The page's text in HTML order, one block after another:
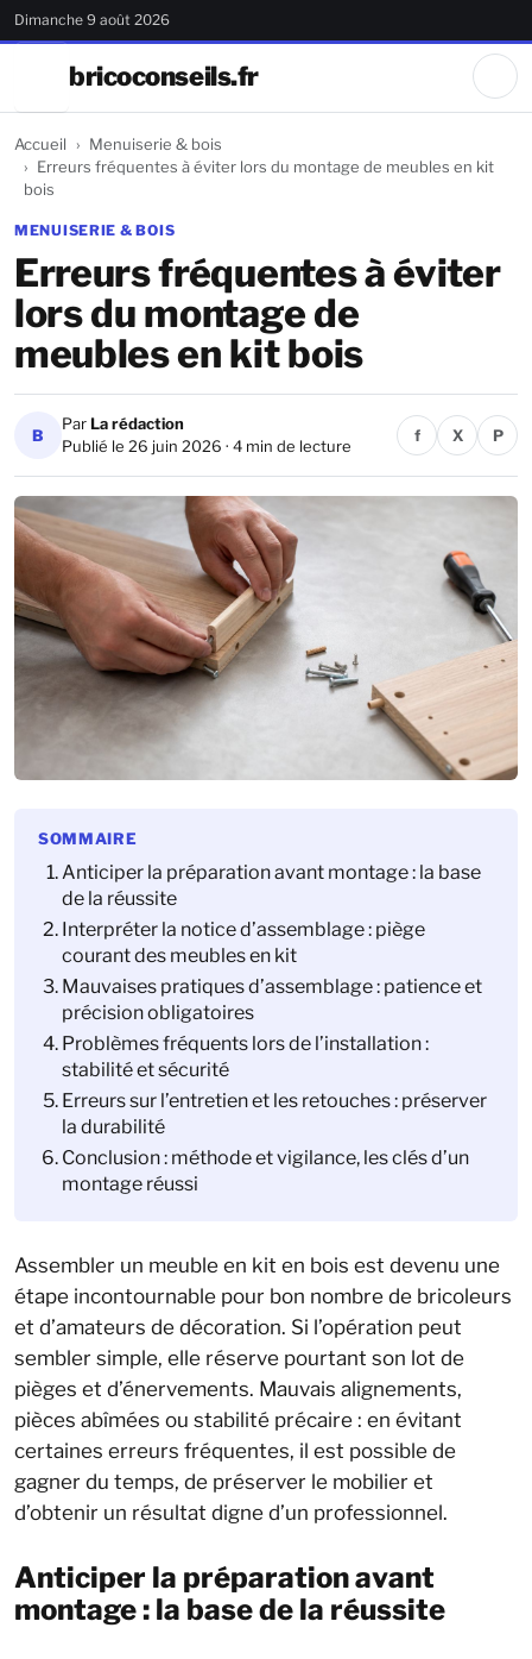
Dimanche 9 août 2026
bricoconseils.fr
Accueil
Menuiserie & bois
Erreurs fréquentes à éviter lors du montage de meubles en kit
bois
MENUISERIE & BOIS
Erreurs fréquentes à éviter
lors du montage de
meubles en kit bois
B
Par La rédaction
Publié le 26 juin 2026 · 4 min de lecture
f X P
SOMMAIRE
Anticiper la préparation avant montage : la base
de la réussite
Interpréter la notice d’assemblage : piège
courant des meubles en kit
Mauvaises pratiques d’assemblage : patience et
précision obligatoires
Problèmes fréquents lors de l’installation :
stabilité et sécurité
Erreurs sur l’entretien et les retouches : préserver
la durabilité
Conclusion : méthode et vigilance, les clés d’un
montage réussi
Assembler un meuble en kit en bois est devenu une
étape incontournable pour bon nombre de bricoleurs
et d’amateurs de décoration. Si l’opération peut
sembler simple, elle réserve pourtant son lot de
pièges et d’énervements. Mauvais alignements,
pièces abîmées ou stabilité précaire : en évitant
certaines erreurs fréquentes, il est possible de
gagner du temps, de préserver le mobilier et
d’obtenir un résultat digne d’un professionnel.
Anticiper la préparation avant
montage : la base de la réussite